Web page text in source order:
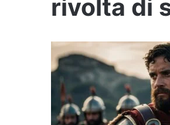
rivolta di